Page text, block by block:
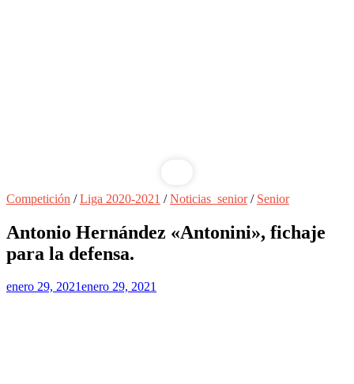
Competición /Liga 2020-2021 /Noticias_senior/ Senior
Antonio Hernández «Antonini», fichaje
para la defensa.
enero 29, 2021enero 29, 2021